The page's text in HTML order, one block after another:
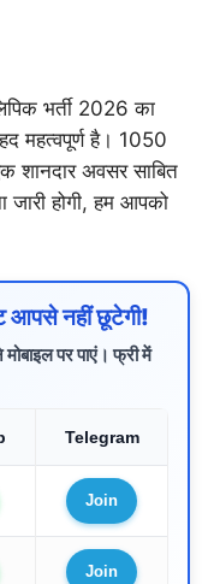
भर्ती 2026 का
महत्वपूर्ण है। 1050
शानदार अवसर साबित
होगी, हम आपको
आपसे नहीं छूटेगी!
मोबाइल पर पाएं। फ्री में
Telegram
Join
Join